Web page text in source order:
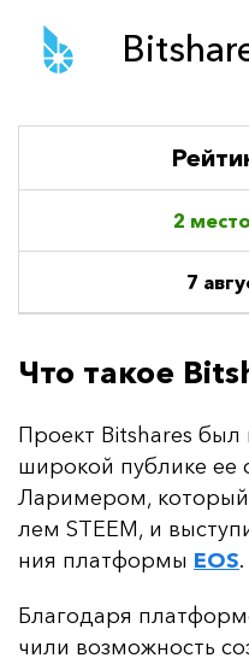
2 место
7
Что такое
Про­ект Bitshares был
ши­ро­кой пуб­ли­ке ее
Ла­ри­ме­ром, ко­то­рый
лем STEEM, и
ния плат­фор­мы EOS.
Бла­го­да­ря
чи­ли воз­мож­ность